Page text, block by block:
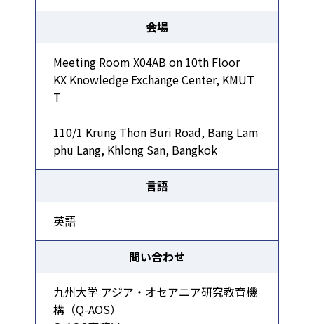
会場
Meeting Room X04AB on 10th Floor
KX Knowledge Exchange Center, KMUT
T
110/1 Krung Thon Buri Road, Bang Lam
phu Lang, Khlong San, Bangkok
言語
英語
問い合わせ
九州大学 アジア・オセアニア研究教育機
構（Q-AOS）